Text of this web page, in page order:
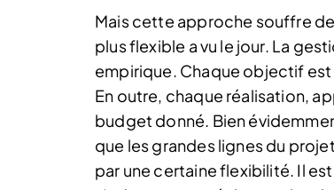
Mais cette approche souffre
plus flexible a vu le jour. La
empirique. Chaque objectif
En outre, chaque réalisation,
budget donné. Bien
que les grandes lignes du
par une certaine flexibilité. Il